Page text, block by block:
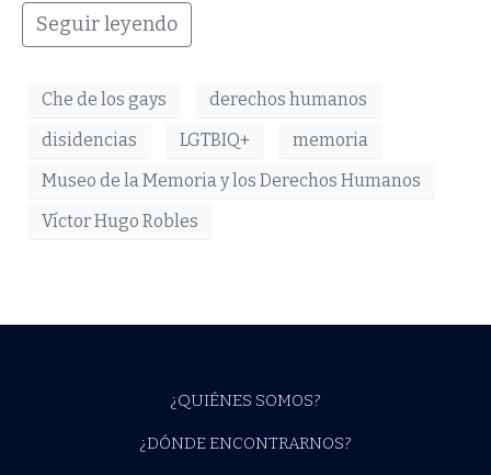
Seguir leyendo
Che de los gays
derechos humanos
disidencias
LGTBIQ+
memoria
Museo de la Memoria y los Derechos Humanos
Víctor Hugo Robles
¿QUIÉNES SOMOS?
¿DÓNDE ENCONTRARNOS?